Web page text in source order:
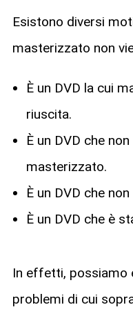
Esistono diversi
masterizzato non
È un DVD la cui
riuscita.
È un DVD che
masterizzato.
È un DVD che
È un DVD che è
In effetti, possiamo
problemi di cui